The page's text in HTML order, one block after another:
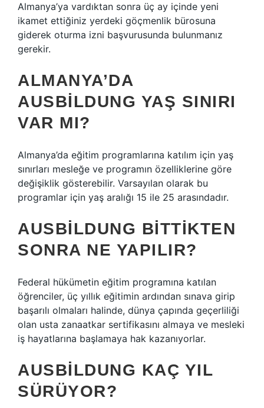
Almanya’ya vardıktan sonra üç ay içinde yeni
ikamet ettiğiniz yerdeki göçmenlik bürosuna
giderek oturma izni başvurusunda bulunmanız
gerekir.
ALMANYA’DA
AUSBILDUNG YAŞ SINIRI
VAR MI?
Almanya’da eğitim programlarına katılım için yaş
sınırları mesleğe ve programın özelliklerine göre
değişiklik gösterebilir. Varsayılan olarak bu
programlar için yaş aralığı 15 ile 25 arasındadır.
AUSBILDUNG BITTIKTEN
SONRA NE YAPILIR?
Federal hükümetin eğitim programına katılan
öğrenciler, üç yıllık eğitimin ardından sınava girip
başarılı olmaları halinde, dünya çapında geçerliliği
olan usta zanaatkar sertifikasını almaya ve mesleki
iş hayatlarına başlamaya hak kazanıyorlar.
AUSBILDUNG KAÇ YIL
SÜRÜYOR?